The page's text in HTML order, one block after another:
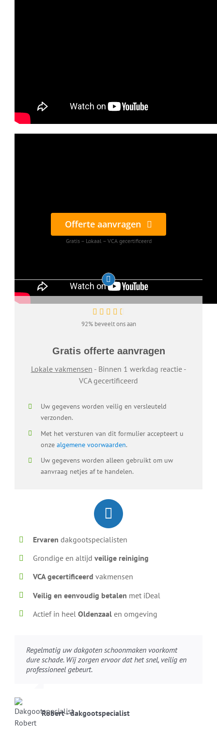
Offerte aanvragen
Gratis – Lokaal – VCA gecertificeerd
92% beveelt ons aan
Gratis offerte aanvragen
Lokale vakmensen - Binnen 1 werkdag reactie -
VCA gecertificeerd
Uw gegevens worden veilig en versleuteld
verzonden.
Met het versturen van dit formulier accepteert u
onze algemene voorwaarden.
Uw gegevens worden alleen gebruikt om uw
aanvraag netjes af te handelen.
Ervaren dakgootspecialisten
Grondige en altijdveilige reiniging
VCA gecertificeerdvakmensen
Veilig en eenvoudig betalen met iDeal
Actief in heelOldenzaal en omgeving
Regelmatig uw dakgoten schoonmaken voorkomt
dure schade. Wij zorgen ervoor dat het snel, veilig en
professioneel gebeurt.
Robert - dakgootspecialist